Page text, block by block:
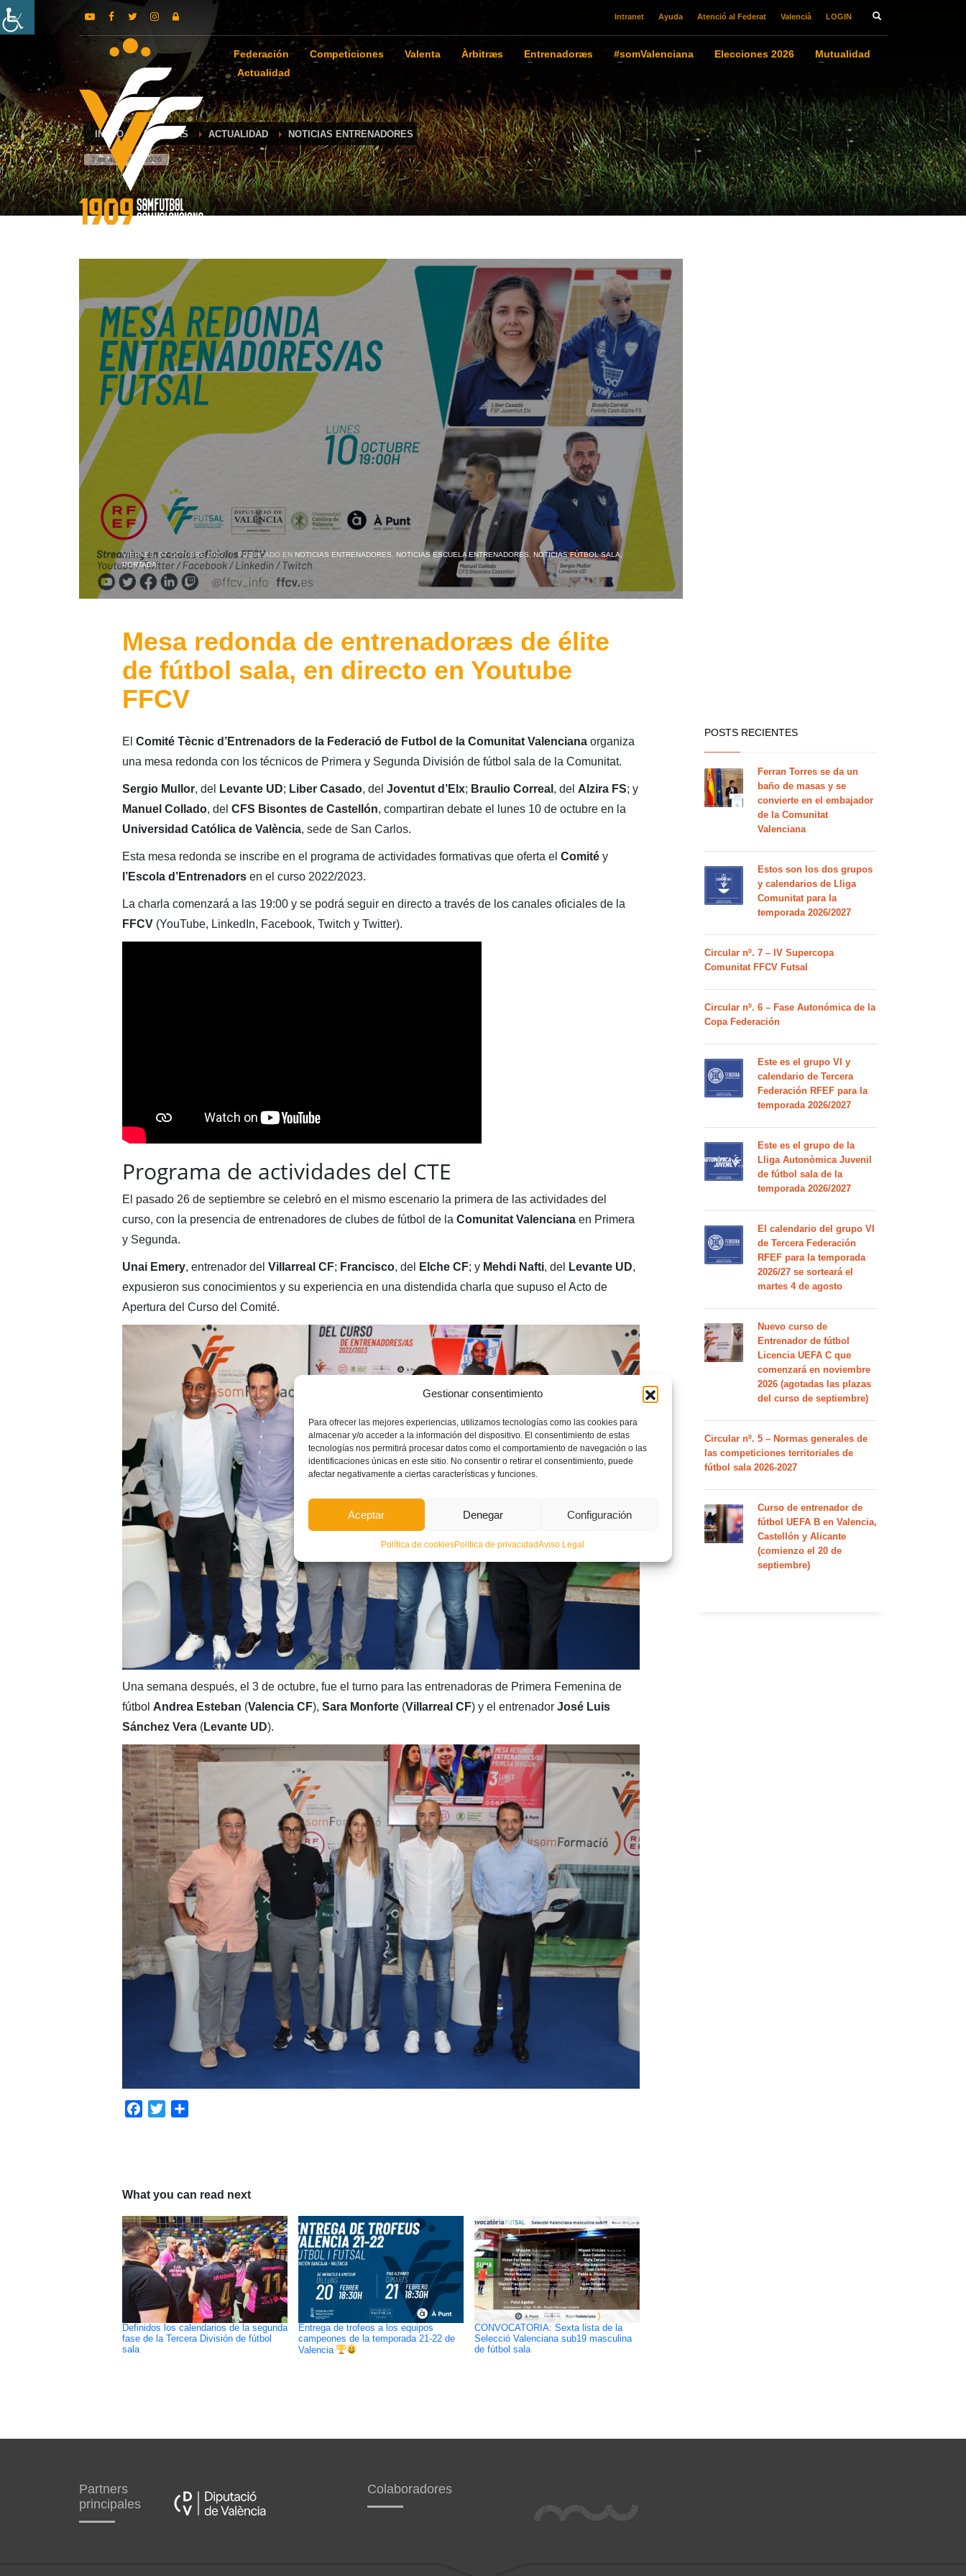
Gestionar consentimiento
Para ofrecer las mejores experiencias, utilizamos tecnologías como las cookies para
almacenar y/o acceder a la información del dispositivo. El consentimiento de estas
tecnologías nos permitirá procesar datos como el comportamiento de navegación o las
identificaciones únicas en este sitio. No consentir o retirar el consentimiento, puede
afectar negativamente a ciertas características y funciones.
Aceptar Denegar Configuración
Política de cookiesPolítica de privacidadAviso Legal
Intranet Ayuda Atenció al Federat Valencià LOGIN
Federación Competiciones Valenta Àrbitræs Entrenadoræs #somValenciana Elecciones 2026
Mutualidad
Actualidad
INICIO NOTICIAS ACTUALIDAD NOTICIAS ENTRENADORES
7 de agosto de 2026
VIERNES, 07 OCTUBRE 2022 / PUBLICADO EN NOTICIAS ENTRENADORES NOTICIAS ESCUELA ENTRENADORES NOTICIAS FÚTBOL SALA,
PORTADA
Mesa redonda de entrenadoræs de élite
de fútbol sala, en directo en Youtube
FFCV
El Comité Tècnic d’Entrenadors de la Federació de Futbol de la Comunitat Valencianaorganiza
una mesa redonda con los técnicos de Primera y Segunda División de fútbol sala de la Comunitat.
Sergio Mullor, del Levante UD; Liber Casado, del Joventut d’Elx; Braulio Correal , del Alzira FS; y
Manuel Collado, del CFS Bisontes de Castellón, compartiran debate el lunes 10 de octubre en la
Universidad Católica de València, sede de San Carlos.
Esta mesa redonda se inscribe en el programa de actividades formativas que oferta el Comitéy
l’Escola d’Entrenadorsen el curso 2022/2023.
La charla comenzará a las 19:00 y se podrá seguir en directo a través de los canales oficiales de la
FFCV(YouTube, LinkedIn, Facebook, Twitch y Twitter).
Programa de actividades del CTE
El pasado 26 de septiembre se celebró en el mismo escenario la primera de las actividades del
curso, con la presencia de entrenadores de clubes de fútbol de la Comunitat Valencianaen Primera
y Segunda.
Unai Emery, entrenador del Villarreal CF; Francisco, del Elche CF; y Mehdi Nafti, del Levante UD,
expusieron sus conocimientos y su experiencia en una distendida charla que supuso el Acto de
Apertura del Curso del Comité.
Una semana después, el 3 de octubre, fue el turno para las entrenadoras de Primera Femenina de
fútbol Andrea Esteban (Valencia CF), Sara Monforte (Villarreal CF) y el entrenador José Luis
Sánchez Vera (Levante UD).
Facebook
Twitter
What you can read next
Definidos los calendarios de la segunda
fase de la Tercera División de fútbol
sala
Entrega de trofeos a los equipos
campeones de la temporada 21-22 de
Valencia
CONVOCATORIA: Sexta lista de la
Selecció Valenciana sub19 masculina
de fútbol sala
POSTS RECIENTES
Ferran Torres se da un
baño de masas y se
convierte en el embajador
de la Comunitat
Valenciana
Estos son los dos grupos
y calendarios de Lliga
Comunitat para la
temporada 2026/2027
Circular nº. 7 – IV Supercopa
Comunitat FFCV Futsal
Circular nº. 6 – Fase Autonómica de la
Copa Federación
Este es el grupo VI y
calendario de Tercera
Federación RFEF para la
temporada 2026/2027
Este es el grupo de la
Lliga Autonòmica Juvenil
de fútbol sala de la
temporada 2026/2027
El calendario del grupo VI
de Tercera Federación
RFEF para la temporada
2026/27 se sorteará el
martes 4 de agosto
Nuevo curso de
Entrenador de fútbol
Licencia UEFA C que
comenzará en noviembre
2026 (agotadas las plazas
del curso de septiembre)
Circular nº. 5 – Normas generales de
las competiciones territoriales de
fútbol sala 2026-2027
Curso de entrenador de
fútbol UEFA B en Valencia,
Castellón y Alicante
(comienzo el 20 de
septiembre)
Partners
principales
Colaboradores